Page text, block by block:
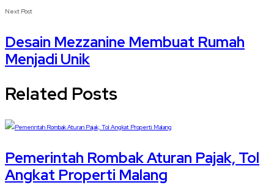
Next Post
Desain Mezzanine Membuat Rumah
Menjadi Unik
Related Posts
Pemerintah Rombak Aturan Pajak, Tol
Angkat Properti Malang